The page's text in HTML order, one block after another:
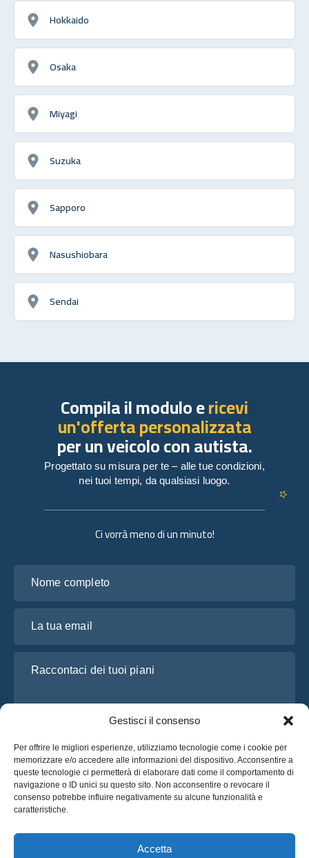
Gestisci il consenso
Per offrire le migliori esperienze, utilizziamo tecnologie come i cookie per
memorizzare e/o accedere alle informazioni del dispositivo. Acconsentire a
queste tecnologie ci permetterà di elaborare dati come il comportamento di
navigazione o ID unici su questo sito. Non acconsentire o revocare il
consenso potrebbe influire negativamente su alcune funzionalità e
caratteristiche.
Accetta
Hokkaido
Osaka
Miyagi
Suzuka
Sapporo
Nasushiobara
Sendai
Ci vorrà meno di un minuto!
Ho letto e accetto l’Informativa sulla privacydi OsaBus
Richiedi un preventivo
Richiedi un preventivo
Compila il modulo ericevi
un'offerta personalizzata
per un veicolo con autista.
Progettato su misura per te – alle tue condizioni,
nei tuoi tempi, da qualsiasi luogo.